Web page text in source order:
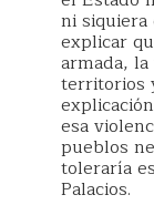
ni siquiera
explicar
armada,
territorios
esa
pueblos
toleraría
Palacios.